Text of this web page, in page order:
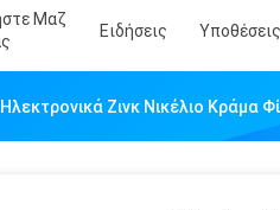
Μαζ
Ειδήσεις Υποθέσεις
Ηλεκτρονικά Ζινκ Νικέλιο Κράμα